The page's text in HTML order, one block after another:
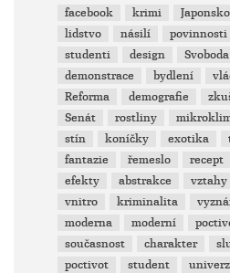
facebook
krimi Japonsko
lidstvo
násilí povinnosti
studenti
design Svoboda
demonstrace
bydlení
Reforma
demografie
Senát
rostliny
stín
koníčky exotika
fantazie
řemeslo recept
efekty
abstrakce vztahy
vnitro
kriminalita
moderna
moderní
současnost
charakter
poctivot
student